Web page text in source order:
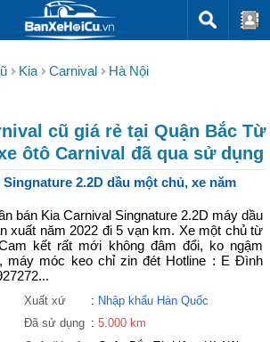
Kia Carnival
Hà Nội
cũ giá rẻ tại Quận Bắc Từ
ôtô Carnival đã qua sử dụng
2.2D dầu một chủ, xe năm
bán Kia Carnival Singnature 2.2D máy dầu
xuất năm 2022 đi 5 vạn km. Xe một chủ từ
kết rất mới không đâm đổi, ko ngậm
máy móc keo chỉ zin đét Hotline : E Đình
Xuất xứ : Nhập khẩu Hàn Quốc
Đã sử dụng : 5.000 km